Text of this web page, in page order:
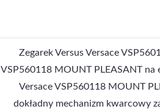
Zegarek Versus Versace
VSP560118 MOUNT PLEASANT na
Versace VSP560118 MOUNT
dokładny mechanizm kwarcowy